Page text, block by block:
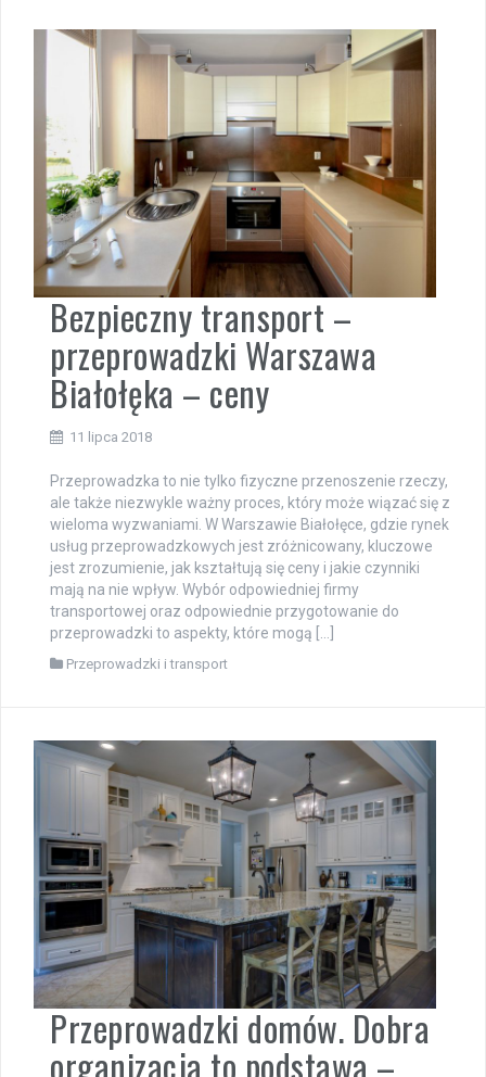
Bezpieczny transport –
przeprowadzki Warszawa
Białołęka – ceny
11 lipca 2018
Przeprowadzka to nie tylko fizyczne przenoszenie rzeczy,
ale także niezwykle ważny proces, który może wiązać się z
wieloma wyzwaniami. W Warszawie Białołęce, gdzie rynek
usług przeprowadzkowych jest zróżnicowany, kluczowe
jest zrozumienie, jak kształtują się ceny i jakie czynniki
mają na nie wpływ. Wybór odpowiedniej firmy
transportowej oraz odpowiednie przygotowanie do
przeprowadzki to aspekty, które mogą […]
Przeprowadzki i transport
Przeprowadzki domów. Dobra
organizacja to podstawa –